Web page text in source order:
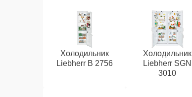
Холодильник
Liebherr B 2756
Холодильник
Liebherr SGN
3010